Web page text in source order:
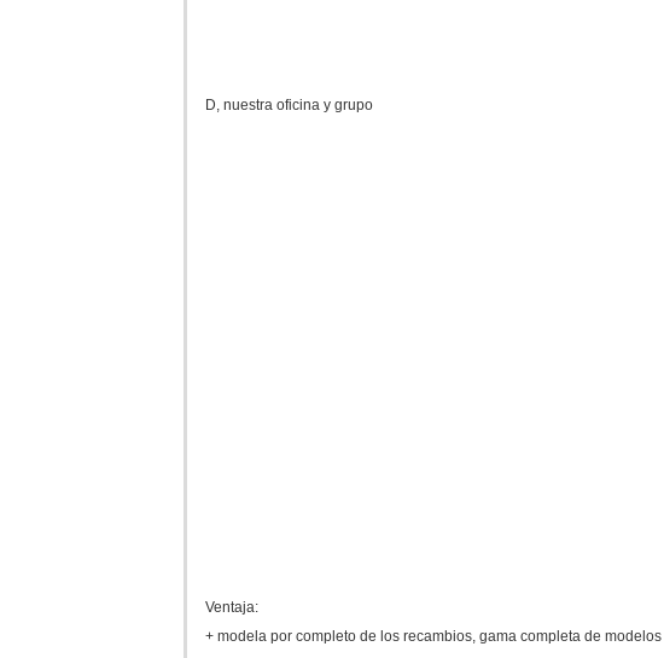
D, nuestra oficina y grupo
Ventaja:
+ modela por completo de los recambios, gama completa de modelos